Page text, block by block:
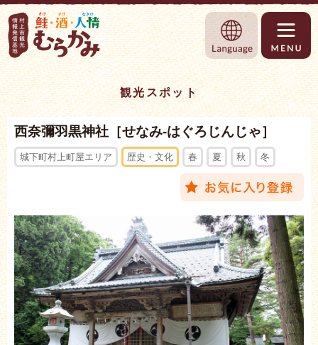
村上市観光情報総合サイト 村上市観光
Language
観光スポット
西奈彌羽黒神社［せなみ-はぐろじんじゃ］
城下町村上町屋エリア 歴史・文化 春 夏 秋 冬